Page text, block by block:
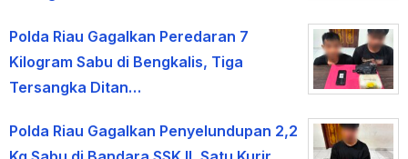
Polda Riau Gagalkan Peredaran 7
Kilogram Sabu di Bengkalis, Tiga
Tersangka Ditan…
Polda Riau Gagalkan Penyelundupan 2,2